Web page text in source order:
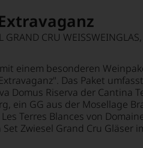
CRU WEISSWEINGLAS,
einem besonderen
Das Paket
Domus Riserva der Cantina
ein GG aus der Mosellage
Terres Blances von
Zwiesel Grand Cru Gläser